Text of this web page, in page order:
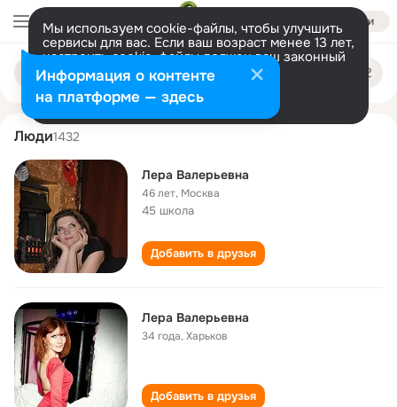
Войти
Мы используем cookie-файлы, чтобы улучшить
сервисы для вас. Если ваш возраст менее 13 лет,
настроить cookie-файлы должен ваш законный
представитель. Больше информации
Разрешить все Настроить
Поиск
людям
lera valerevna
Люди1432
Лера Валерьевна
46 лет, Москва
45 школа
Добавить в друзья
Лера Валерьевна
34 года,Харьков
Добавить в друзья
Информация о контенте
на платформе — здесь